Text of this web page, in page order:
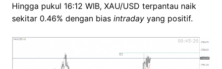
Hingga pukul 16:12 WIB, XAU/USD terpantau naik
sekitar 0.46% dengan bias intraday yang positif.